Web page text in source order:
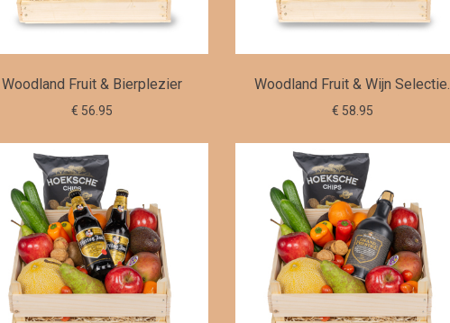
Woodland Fruit & Bierplezier
€ 56.95
Woodland Fruit & Wijn Selectie.
€ 58.95